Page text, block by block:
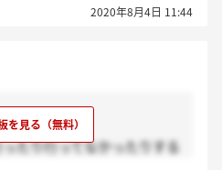
2020年8月4日 11:44
たり行ってなかったりする